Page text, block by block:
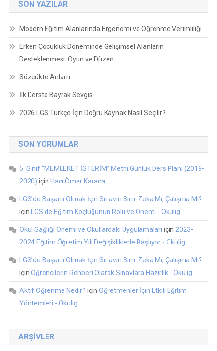
SON YAZILAR
Modern Eğitim Alanlarında Ergonomi ve Öğrenme Verimliliği
Erken Çocukluk Döneminde Gelişimsel Alanların
Desteklenmesi: Oyun ve Düzen
Sözcükte Anlam
İlk Derste Bayrak Sevgisi
2026 LGS Türkçe İçin Doğru Kaynak Nasıl Seçilir?
SON YORUMLAR
5. Sınıf “MEMLEKET İSTERİM” Metni Günlük Ders Planı (2019-
2020) için Hacı Ömer Karaca
LGS’de Başarılı Olmak İçin Sınavın Sırrı: Zeka Mı, Çalışma Mı?
için LGS'de Eğitim Koçluğunun Rolü ve Önemi - Okulig
Okul Sağlığı Önemi ve Okullardaki Uygulamaları için 2023-
2024 Eğitim Öğretim Yılı Değişikliklerle Başlıyor - Okulig
LGS’de Başarılı Olmak İçin Sınavın Sırrı: Zeka Mı, Çalışma Mı?
için Öğrencilerin Rehberi Olarak Sınavlara Hazırlık - Okulig
Aktif Öğrenme Nedir? için Öğretmenler İçin Etkili Eğitim
Yöntemleri - Okulig
ARŞIVLER